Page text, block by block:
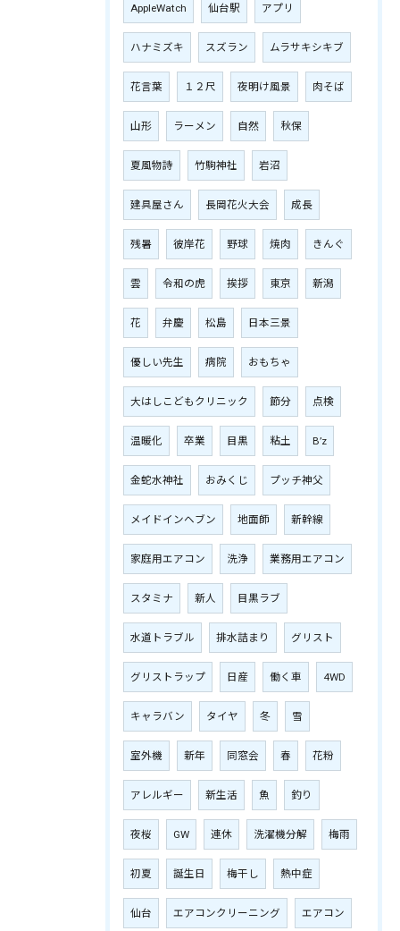
AppleWatch 仙台駅 アプリ
ハナミズキ スズラン ムラサキシキブ
花言葉 １２尺 夜明け風景 肉そば
山形 ラーメン 自然 秋保
夏風物詩 竹駒神社 岩沼
建具屋さん 長岡花火大会 成長
残暑 彼岸花 野球 焼肉 きんぐ
雲 令和の虎 挨拶 東京 新潟
花 弁慶 松島 日本三景
優しい先生 病院 おもちゃ
大はしこどもクリニック 節分 点検
温暖化 卒業 目黒 粘土 B’z
金蛇水神社 おみくじ プッチ神父
メイドインヘブン 地面師 新幹線
家庭用エアコン 洗浄 業務用エアコン
スタミナ 新人 目黒ラブ
水道トラブル 排水詰まり グリスト
グリストラップ 日産 働く車 4WD
キャラバン タイヤ 冬 雪
室外機 新年 同窓会 春 花粉
アレルギー 新生活 魚 釣り
夜桜 GW 連休 洗濯機分解 梅雨
初夏 誕生日 梅干し 熱中症
仙台 エアコンクリーニング エアコン